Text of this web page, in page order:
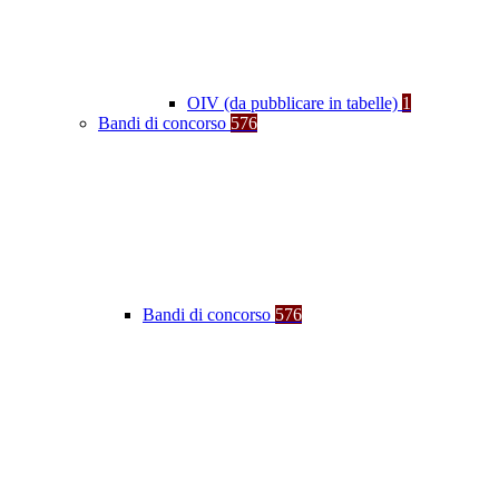
OIV (da pubblicare in tabelle) 1
Bandi di concorso 576
Bandi di concorso 576